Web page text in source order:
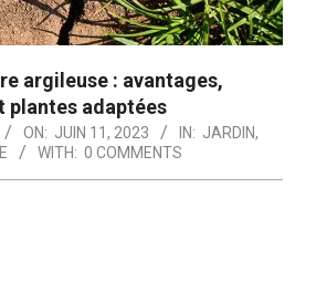
argileuse : avantages,
plantes adaptées
ON: JUIN 11, 2023 IN: JARDIN,
WITH: 0 COMMENTS